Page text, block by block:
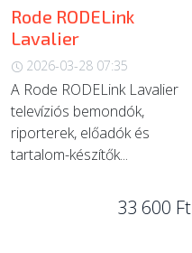
Rode RODELink
Lavalier
2026-03-28 07:35
A Rode RODELink Lavalier
televíziós bemondók,
riporterek, előadók és
tartalom-készítők...
33 600 Ft